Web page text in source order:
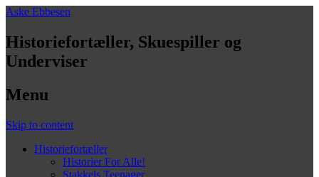
Aske Ebbesen
Historiefortæller, Skuespiller og
Underviser
Menu
Skip to content
Historiefortæller
Historier For Alle!
Stakkels Teenager